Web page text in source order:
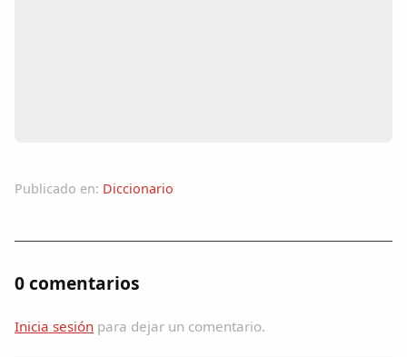
Publicado en: Diccionario
0 comentarios
Inicia sesión para dejar un comentario.